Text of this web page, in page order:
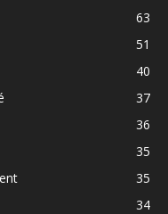
63
51
40
37
36
35
35
34